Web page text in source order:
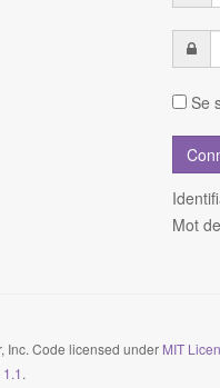
Se
Mot
Inc. Code licensed under MIT
.